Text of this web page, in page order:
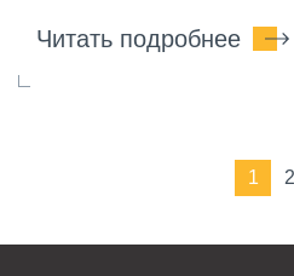
Читать подробнее
1 2